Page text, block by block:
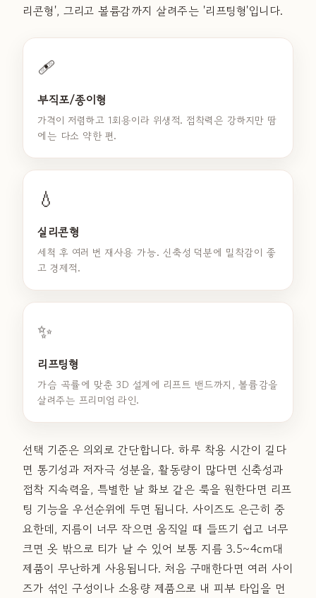
리콘형', 그리고 볼륨감까지 살려주는 '리프팅형'입니다.
🩹
부직포/종이형
가격이 저렴하고 1회용이라 위생적. 접착력은 강하지만 땀
에는 다소 약한 편.
💧
실리콘형
세척 후 여러 번 재사용 가능. 신축성 덕분에 밀착감이 좋
고 경제적.
✨
리프팅형
가슴 곡률에 맞춘 3D 설계에 리프트 밴드까지, 볼륨감을
살려주는 프리미엄 라인.
선택 기준은 의외로 간단합니다. 하루 착용 시간이 길다
면 통기성과 저자극 성분을, 활동량이 많다면 신축성과
접착 지속력을, 특별한 날 화보 같은 룩을 원한다면 리프
팅 기능을 우선순위에 두면 됩니다. 사이즈도 은근히 중
요한데, 지름이 너무 작으면 움직일 때 들뜨기 쉽고 너무
크면 옷 밖으로 티가 날 수 있어 보통 지름 3.5~4cm대
제품이 무난하게 사용됩니다. 처음 구매한다면 여러 사이
즈가 섞인 구성이나 소용량 제품으로 내 피부 타입을 먼